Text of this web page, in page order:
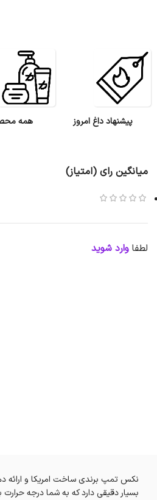
پیشنهاد داغ امروز همه
میانگین رای (امتیاز)
لطفا وارد شوید
نکس تمپ برندی ساخت امریکا و ارائه
بسیار دقیقی دارد که به شما درجه